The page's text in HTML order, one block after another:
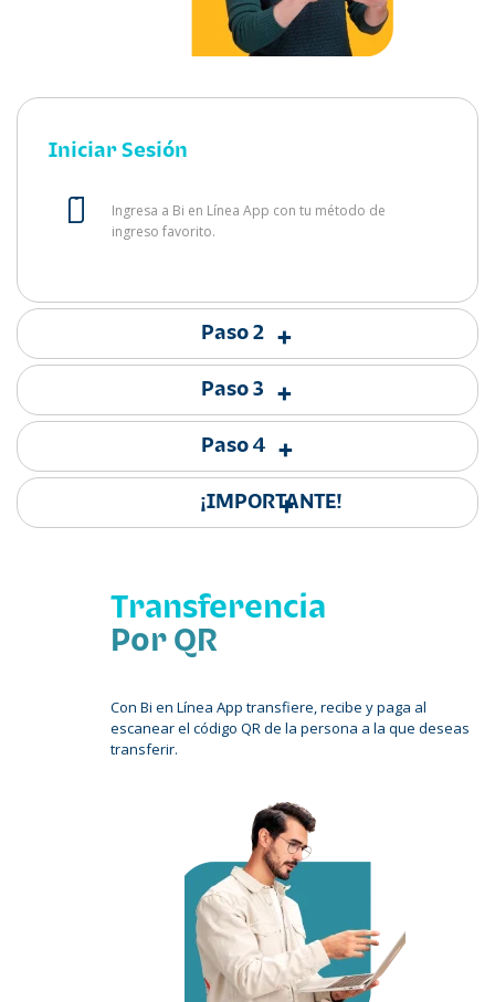
Iniciar Sesión
Ingresa a Bi en Línea App con tu método de
ingreso favorito.
+
Paso 2
+
Paso 3
+
Paso 4
+
¡IMPORTANTE!
Transferencia
Por QR
Con Bi en Línea App transfiere, recibe y paga al
escanear el código QR de la persona a la que deseas
transferir.